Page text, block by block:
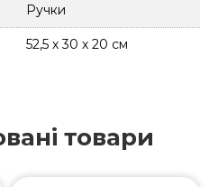
Ручки
52,5 х 30 х 20 см
товари